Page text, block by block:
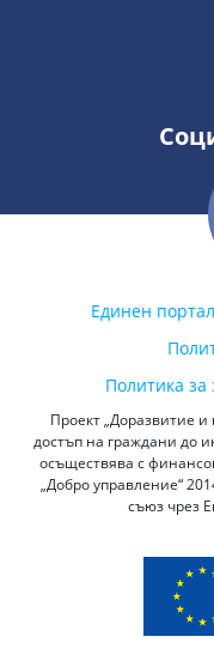
Единен
Политика
Проект „Доразвитие
достъп на граждани до
осъществява с
„Добро управление“
съюз чрез